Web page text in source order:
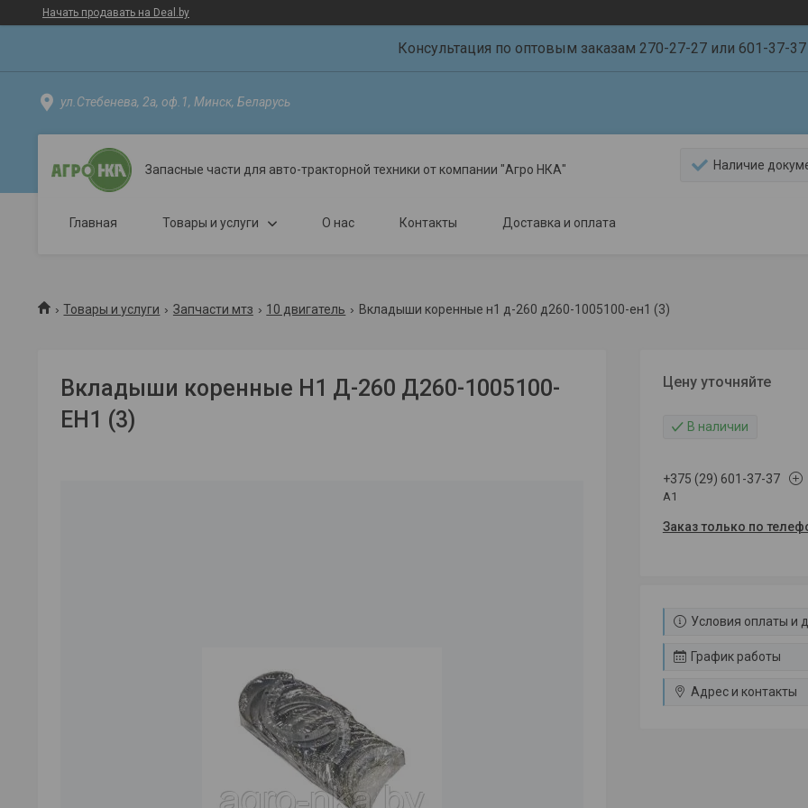
Начать продавать на Deal.by
Консультация по оптовым заказам 270-27-27 или 601-37-37
ул.Стебенева, 2а, оф.1, Минск, Беларусь
Запасные части для авто-тракторной техники от компании "Агро НКА" Наличие
Главная Товары и услуги О нас Контакты Доставка и оплата
Товары и услуги Запчасти мтз 10 двигатель Вкладыши коренные н1 д-260 д260-1005100-ен1 (3)
Вкладыши коренные Н1 Д-260 Д260-1005100-
ЕН1 (3)
Цену уточняйте
В наличии
+375 (29) 601-37-37
A1
Заказ только по
Условия оплаты и
График работы
Адрес и контакты